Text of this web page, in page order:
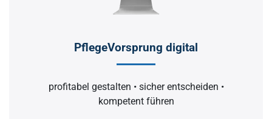
PflegeVorsprung digital
profitabel gestalten • sicher entscheiden •
kompetent führen